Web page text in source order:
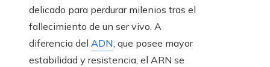
delicado para perdurar milenios tras el
fallecimiento de un ser vivo. A
diferencia del ADN, que posee mayor
estabilidad y resistencia, el ARN se